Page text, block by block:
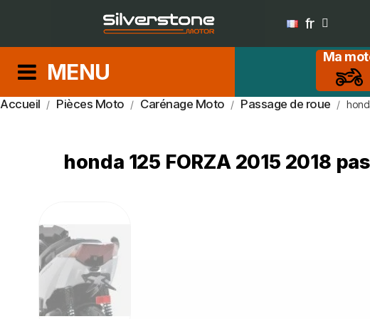
fr
MENU
Ma
Accueil Pièces Moto Carénage Moto Passage de roue
honda 125 FORZA 2015 2018